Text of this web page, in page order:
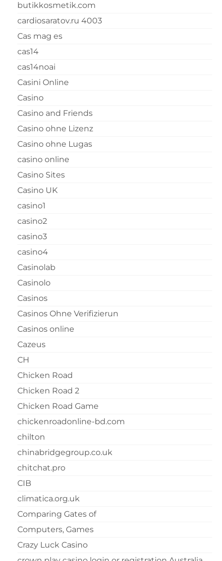
butikkosmetik.com
cardiosaratov.ru 4003
Cas mag es
cas14
cas14noai
Casini Online
Casino
Casino and Friends
Casino ohne Lizenz
Casino ohne Lugas
casino online
Casino Sites
Casino UK
casino1
casino2
casino3
casino4
Casinolab
Casinolo
Casinos
Casinos Ohne Verifizierun
Casinos online
Cazeus
CH
Chicken Road
Chicken Road 2
Chicken Road Game
chickenroadonline-bd.com
chilton
chinabridgegroup.co.uk
chitchat.pro
CIB
climatica.org.uk
Comparing Gates of
Computers, Games
Crazy Luck Casino